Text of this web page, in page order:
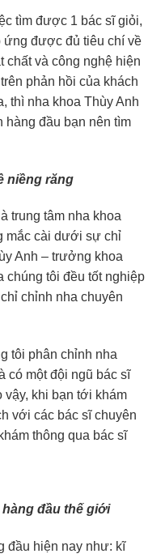
tìm được 1 bác sĩ giỏi,
ứng được đủ tiêu chí về
chất và công nghệ hiện
phản hồi của khách
thì nha khoa Thùy Anh
hàng đầu bạn nên tìm
niềng răng
trung tâm nha khoa
mắc cài dưới sự chỉ
Anh – trưởng khoa
chúng tôi đều tốt nghiệp
chỉnh nha chuyên
tôi phân chỉnh nha
có một đội ngũ bác sĩ
vậy, khi bạn tới khám
với các bác sĩ chuyên
thông qua bác sĩ
đầu thế giới
đầu hiện nay như: kĩ